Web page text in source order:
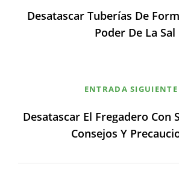
entradas
Desatascar Tuberías De
Poder De La Sal
ENTRADA SIGUIENTE
Desatascar El Fregadero Con
Consejos Y